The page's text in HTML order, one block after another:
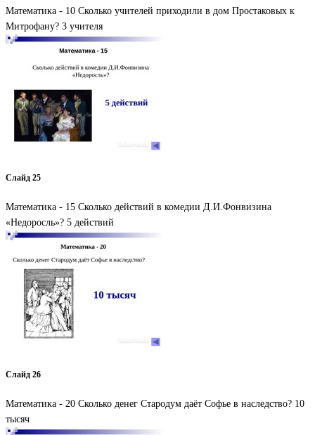
Математика - 10 Сколько учителей приходили в дом Простаковых к
Митрофану? 3 учителя
Слайд 25
Математика - 15 Сколько действий в комедии Д.И.Фонвизина
«Недоросль»? 5 действий
Слайд 26
Математика - 20 Сколько денег Стародум даёт Софье в наследство? 10
тысяч